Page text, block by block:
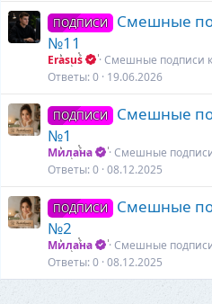
ПОДПИСИ
Смешные
№11
Erasus
Смешные подписи
Ответы 0 19.06.2026
ПОДПИСИ
Смешные
№1
Милана
Смешные
Ответы 0 08.12.2025
ПОДПИСИ
Смешные
№2
Милана
Смешные
Ответы 0 08.12.2025